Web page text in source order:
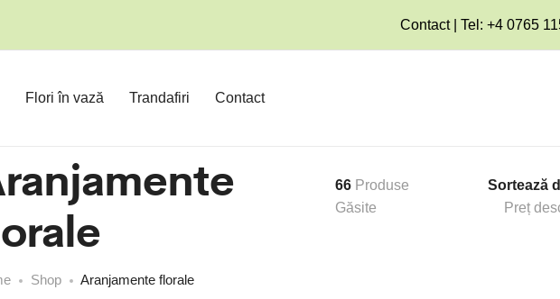
Contact | Tel: +4 0765
Flori în vază Trandafiri Contact
Shop Aranjamente florale
66 Produse
Găsite
Sortează
Preț